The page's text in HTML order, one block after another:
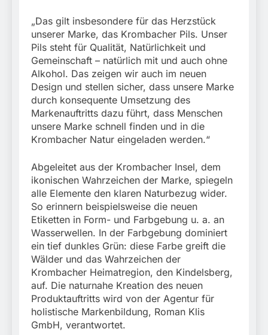
„Das gilt insbesondere für das Herzstück
unserer Marke, das Krombacher Pils. Unser
Pils steht für Qualität, Natürlichkeit und
Gemeinschaft – natürlich mit und auch ohne
Alkohol. Das zeigen wir auch im neuen
Design und stellen sicher, dass unsere Marke
durch konsequente Umsetzung des
Markenauftritts dazu führt, dass Menschen
unsere Marke schnell finden und in die
Krombacher Natur eingeladen werden.“
Abgeleitet aus der Krombacher Insel, dem
ikonischen Wahrzeichen der Marke, spiegeln
alle Elemente den klaren Naturbezug wider.
So erinnern beispielsweise die neuen
Etiketten in Form- und Farbgebung u. a. an
Wasserwellen. In der Farbgebung dominiert
ein tief dunkles Grün: diese Farbe greift die
Wälder und das Wahrzeichen der
Krombacher Heimatregion, den Kindelsberg,
auf. Die naturnahe Kreation des neuen
Produktauftritts wird von der Agentur für
holistische Markenbildung, Roman Klis
GmbH, verantwortet.